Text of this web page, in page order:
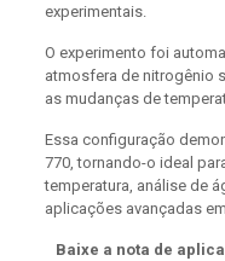
experimentais.
O experimento foi
atmosfera de nitrogênio
as mudanças de
Essa configuração
770, tornando-o ideal
temperatura, análise de
aplicações avançadas
Baixe a nota de